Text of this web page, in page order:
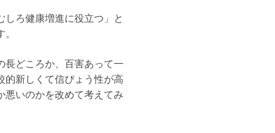
ろ健康増進に役立つ」と
どころか、百害あって一
的新しくて信ぴょう性が高
悪いのかを改めて考えてみ